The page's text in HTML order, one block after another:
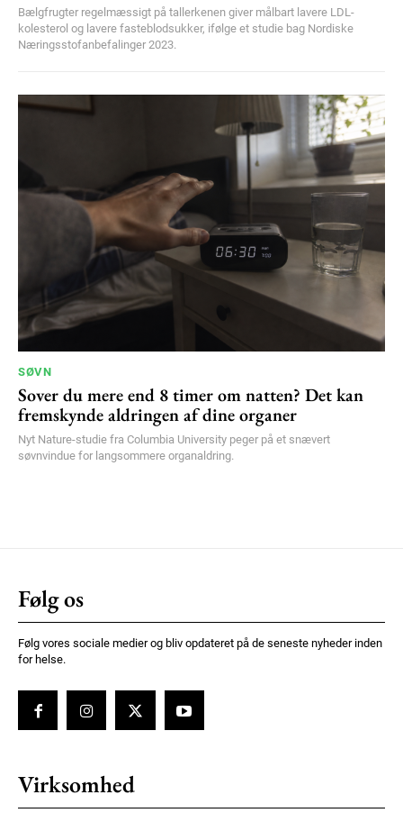
Bælgfrugter regelmæssigt på tallerkenen giver målbart lavere LDL-
kolesterol og lavere fasteblodsukker, ifølge et studie bag Nordiske
Næringsstofanbefalinger 2023.
SØVN
Sover du mere end 8 timer om natten? Det kan
fremskynde aldringen af dine organer
Nyt Nature-studie fra Columbia University peger på et snævert
søvnvindue for langsommere organaldring.
Følg os
Følg vores sociale medier og bliv opdateret på de seneste nyheder inden
for helse.
Virksomhed